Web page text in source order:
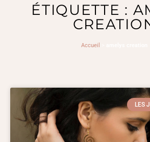
ÉTIQUETTE :
Accueil
LES